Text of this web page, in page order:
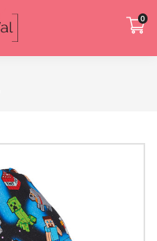
0